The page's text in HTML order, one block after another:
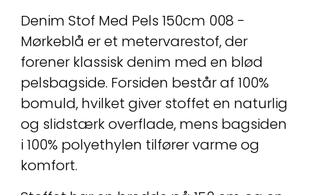
Denim Stof Med Pels 150cm 008 -
Mørkeblå er et metervarestof, der
forener klassisk denim med en blød
pelsbagside. Forsiden består af 100%
bomuld, hvilket giver stoffet en naturlig
og slidstærk overflade, mens bagsiden
i 100% polyethylen tilfører varme og
komfort.